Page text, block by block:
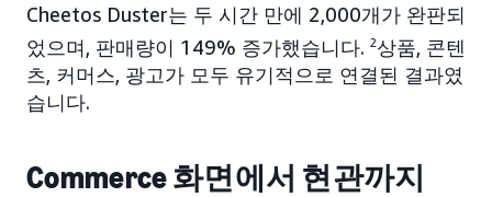
Cheetos Duster는 두 시간 만에 2,000개가 완판되
었으며, 판매량이 149% 증가했습니다. 2상품, 콘텐
츠, 커머스, 광고가 모두 유기적으로 연결된 결과였
습니다.
Commerce 화면에서 현관까지